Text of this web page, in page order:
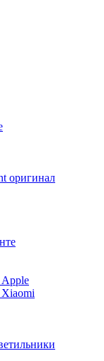
оригинал
Apple